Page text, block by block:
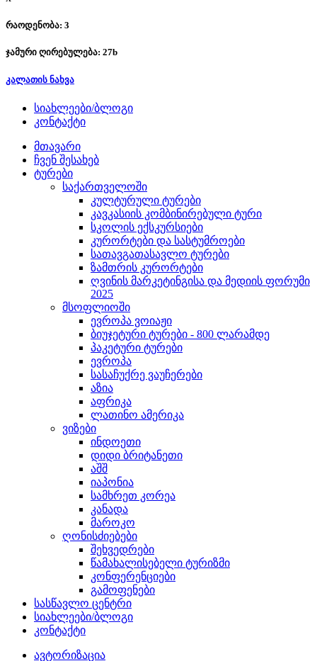
რაოდენობა: 3
ჯამური ღირებულება: 27b
კალათის ნახვა
სიახლეები/ბლოგი
კონტაქტი
მთავარი
ჩვენ შესახებ
ტურები
საქართველოში
კულტურული ტურები
კავკასიის კომბინირებული ტური
სკოლის ექსკურსიები
კურორტები და სასტუმროები
სათავგათასავლო ტურები
ზამთრის კურორტები
ღვინის მარკეტინგისა და მედიის ფორუმი
2025
მსოფლიოში
ევროპა ვოიაჟი
ბიუჯეტური ტურები - 800 ლარამდე
პაკეტური ტურები
ევროპა
სასაჩუქრე ვაუჩერები
აზია
აფრიკა
ლათინო ამერიკა
ვიზები
ინდოეთი
დიდი ბრიტანეთი
აშშ
იაპონია
სამხრეთ კორეა
კანადა
მაროკო
ღონისძიებები
შეხვედრები
წამახალისებელი ტურიზმი
კონფერენციები
გამოფენები
სასწავლო ცენტრი
სიახლეები/ბლოგი
კონტაქტი
ავტორიზაცია